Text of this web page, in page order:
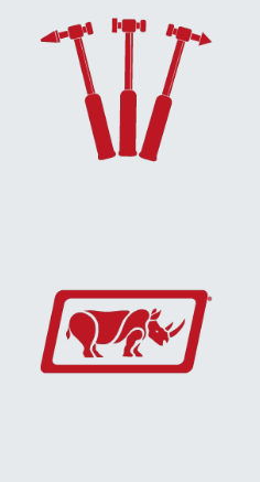
EN SAVOIR
PLUS...
EN SAVOIR
PLUS...